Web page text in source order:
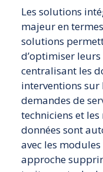
Les solutions
majeur en
solutions
d’optimiser
centralisant les
interventions sur
demandes de
techniciens et
données sont
avec les modules
approche